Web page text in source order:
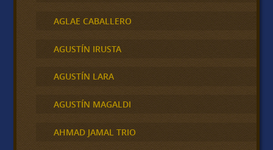
AGLAE CABALLERO
AGUSTÍN IRUSTA
AGUSTÍN LARA
AGUSTÍN MAGALDI
AHMAD JAMAL TRIO